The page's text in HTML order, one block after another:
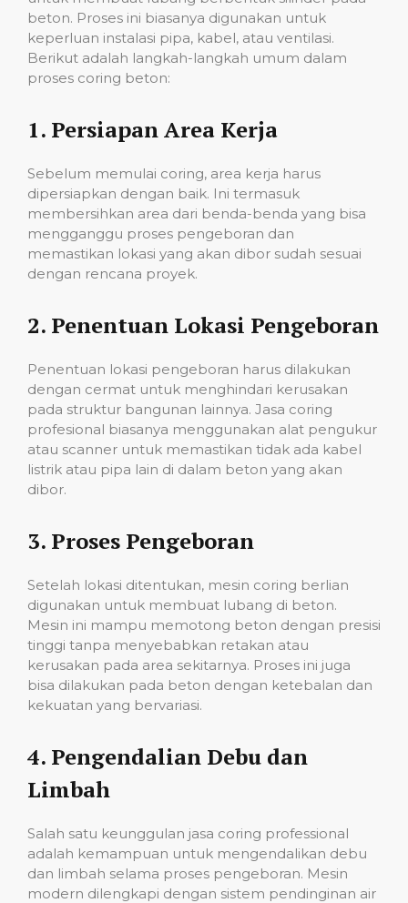
beton. Proses ini biasanya digunakan untuk
keperluan instalasi pipa, kabel, atau ventilasi.
Berikut adalah langkah-langkah umum dalam
proses coring beton:
1. Persiapan Area Kerja
Sebelum memulai coring, area kerja harus
dipersiapkan dengan baik. Ini termasuk
membersihkan area dari benda-benda yang bisa
mengganggu proses pengeboran dan
memastikan lokasi yang akan dibor sudah sesuai
dengan rencana proyek.
2. Penentuan Lokasi Pengeboran
Penentuan lokasi pengeboran harus dilakukan
dengan cermat untuk menghindari kerusakan
pada struktur bangunan lainnya. Jasa coring
profesional biasanya menggunakan alat pengukur
atau scanner untuk memastikan tidak ada kabel
listrik atau pipa lain di dalam beton yang akan
dibor.
3. Proses Pengeboran
Setelah lokasi ditentukan, mesin coring berlian
digunakan untuk membuat lubang di beton.
Mesin ini mampu memotong beton dengan presisi
tinggi tanpa menyebabkan retakan atau
kerusakan pada area sekitarnya. Proses ini juga
bisa dilakukan pada beton dengan ketebalan dan
kekuatan yang bervariasi.
4. Pengendalian Debu dan
Limbah
Salah satu keunggulan jasa coring professional
adalah kemampuan untuk mengendalikan debu
dan limbah selama proses pengeboran. Mesin
modern dilengkapi dengan sistem pendinginan air